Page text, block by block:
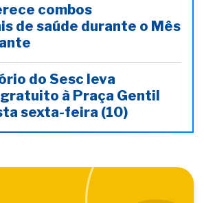
combos
de saúde durante o Mês
do Sesc leva
à Praça Gentil
sexta-feira (10)